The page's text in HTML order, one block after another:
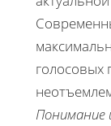
голосовых
Понимание